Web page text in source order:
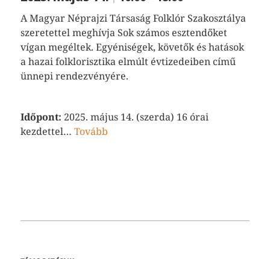
A Magyar Néprajzi Társaság Folklór Szakosztálya
szeretettel meghívja Sok számos esztendőket
vígan megéltek. Egyéniségek, követők és hatások
a hazai folklorisztika elmúlt évtizedeiben című
ünnepi rendezvényére.
Időpont: 2025. május 14. (szerda) 16 órai
kezdettel…Tovább